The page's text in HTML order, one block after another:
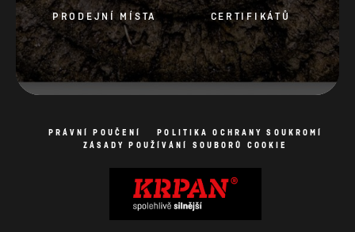
PRODEJNÍ MÍSTA CERTIFIKÁTŮ
PRÁVNÍ POUČENÍ
POLITIKA OCHRANY SOUKROMÍ
ZÁSADY POUŽÍVÁNÍ SOUBORŮ COOKIE